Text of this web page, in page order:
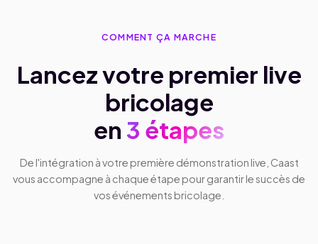
COMMENT ÇA MARCHE
Lancez votre premier live
bricolage
en3 étapes
De l'intégration à votre première démonstration live, Caast
vous accompagne à chaque étape pour garantir le succès de
vos événements bricolage.